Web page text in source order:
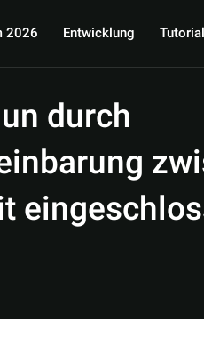
2026 Entwicklung
durch